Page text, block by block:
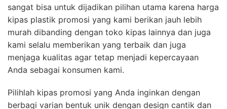
sangat bisa untuk dijadikan pilihan utama karena harga
kipas plastik promosi yang kami berikan jauh lebih
murah dibanding dengan toko kipas lainnya dan juga
kami selalu memberikan yang terbaik dan juga
menjaga kualitas agar tetap menjadi kepercayaan
Anda sebagai konsumen kami.
Pilihlah kipas promosi yang Anda inginkan dengan
berbagi varian bentuk unik dengan design cantik dan